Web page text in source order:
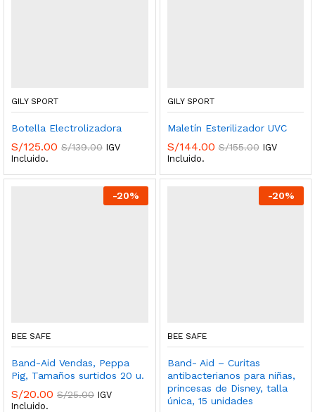
GILY SPORT
Botella Electrolizadora
S/125.00 S/139.00 IGV
Incluido.
GILY SPORT
Maletín Esterilizador UVC
S/144.00 S/155.00 IGV
Incluido.
-20%
BEE SAFE
Band-Aid Vendas, Peppa
Pig, Tamaños surtidos 20 u.
S/20.00 S/25.00 IGV
Incluido.
-20%
BEE SAFE
Band- Aid – Curitas
antibacterianos para niñas,
princesas de Disney, talla
única, 15 unidades